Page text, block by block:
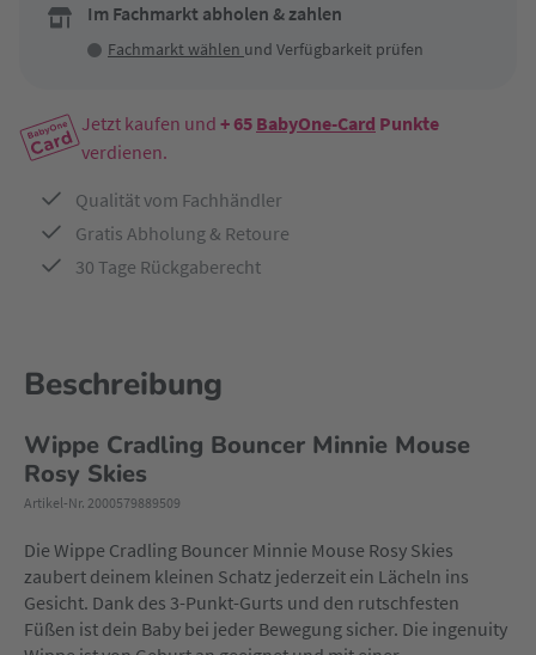
Im Fachmarkt abholen & zahlen
Fachmarkt wählen und Verfügbarkeit prüfen
Jetzt kaufen und + 65 BabyOne-Card Punkte
verdienen.
Qualität vom Fachhändler
Gratis Abholung & Retoure
30 Tage Rückgaberecht
Beschreibung
Wippe Cradling Bouncer Minnie Mouse
Rosy Skies
Artikel-Nr. 2000579889509
Die Wippe Cradling Bouncer Minnie Mouse Rosy Skies
zaubert deinem kleinen Schatz jederzeit ein Lächeln ins
Gesicht. Dank des 3-Punkt-Gurts und den rutschfesten
Füßen ist dein Baby bei jeder Bewegung sicher. Die ingenuity